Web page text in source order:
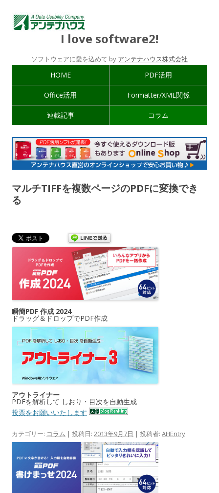
I love software2!
ソフトウェアに愛を込めて by アンテナハウス株式会社
HOME PDF活用
Office活用 Formatter/XML関係
連載記事 コラム
マルチTIFFを複数ページのPDFに変換でき
る
瞬簡PDF 作成 2024
ドラッグ＆ドロップでPDF作成
アウトライナー
PDFを解析して しおり・目次を自動生成
投票をお願いいたします
カテゴリー: コラム | 投稿日: 2013年9月7日 | 投稿者: AHEntry